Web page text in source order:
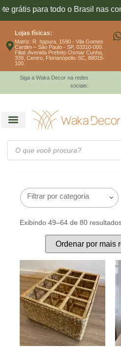
para todo o Brasil nas
Lojas físicas:
Matriz: R. Itapura, 1590 - Vila Gomes
Cardim – São Paulo - SP, 03310-000.
Filial: Avenida Prefeito Osmar Cunha,
339, Centro, Florianópolis-SC, 88015-
100.
Siga a Waka Decor na redes
sociais:
Exibindo 49–64 de 80